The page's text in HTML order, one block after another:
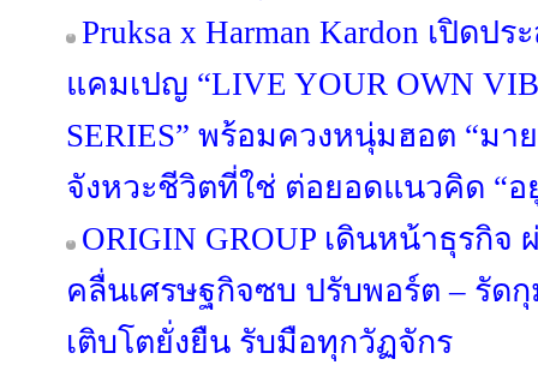
Pruksa x Harman Kardon เปิด
แคมเปญ “LIVE YOUR OWN
SERIES” พร้อมควงหนุ่มฮอต “ม
จังหวะชีวิตที่ใช่ ต่อยอดแนวคิด “อ
ORIGIN GROUP เดินหน้าธุรกิจ
คลื่นเศรษฐกิจซบ ปรับพอร์ต – รัด
เติบโตยั่งยืน รับมือทุกวัฏจักร